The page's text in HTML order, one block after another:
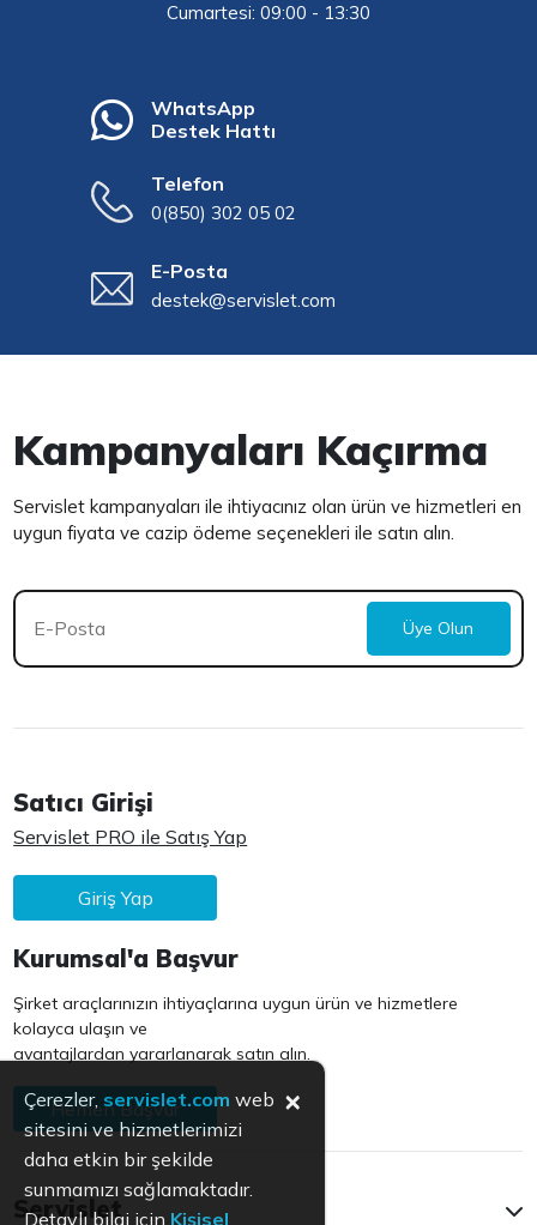
Cumartesi: 09:00 - 13:30
WhatsApp
Destek Hattı
Telefon
0(850) 302 05 02
E-Posta
destek@servislet.com
Kampanyaları Kaçırma
Servislet kampanyaları ile ihtiyacınız olan ürün ve hizmetleri en
uygun fiyata ve cazip ödeme seçenekleri ile satın alın.
Üye Olun
Satıcı Girişi
Servislet PRO ile Satış Yap
Giriş Yap
Kurumsal'a Başvur
Şirket araçlarınızın ihtiyaçlarına uygun ürün ve hizmetlere
kolayca ulaşın ve
avantajlardan yararlanarak satın alın.
Hemen Başvur
Servislet
Çerezler, servislet.com web
sitesini ve hizmetlerimizi
daha etkin bir şekilde
sunmamızı sağlamaktadır.
Detaylı bilgi için Kişisel
×